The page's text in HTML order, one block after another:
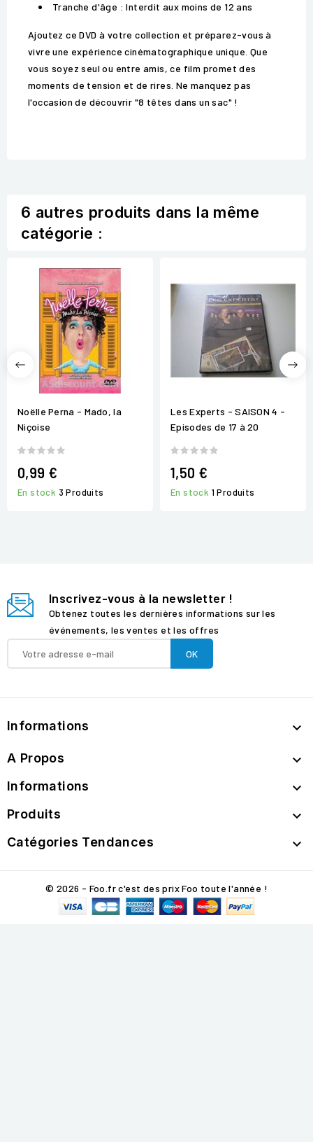
Tranche d'âge : Interdit aux moins de 12 ans
Ajoutez ce DVD à votre collection et préparez-vous à
vivre une expérience cinématographique unique. Que
vous soyez seul ou entre amis, ce film promet des
moments de tension et de rires. Ne manquez pas
l'occasion de découvrir "8 têtes dans un sac" !
6 autres produits dans la même
catégorie :
Noëlle Perna - Mado, la
Niçoise
0,99 €
En stock 3 Produits
Les Experts - SAISON 4 -
Episodes de 17 à 20
1,50 €
En stock 1 Produits
Inscrivez-vous à la newsletter !
Obtenez toutes les dernières informations sur les
événements, les ventes et les offres
Informations 
A Propos 
Informations 
Produits 
Catégories Tendances 
© 2026 - Foo.fr c'est des prix Foo toute l'année !